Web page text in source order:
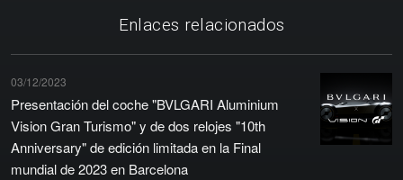
Enlaces relacionados
03/12/2023
Presentación del coche "BVLGARI Aluminium
Vision Gran Turismo" y de dos relojes "10th
Anniversary" de edición limitada en la Final
mundial de 2023 en Barcelona